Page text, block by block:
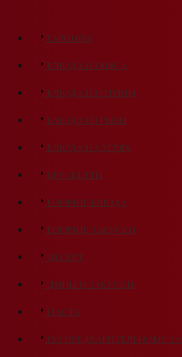
ГАРНИРЫ
БЛЮДА ИЗ МЯСА
БЛЮДА ИЗ ПТИЦЫ
БЛЮДА ИЗ РЫБЫ
БЛЮДА НА УГЛЯХ
БРУСКЕТТЫ
ГОРЯЧИЕ БЛЮДА
ГОРЯЧИЕ ЗАКУСКИ
ДЕСЕРТ
ДИПЫ И ЗАКУСКИ
ПАСТА
ПО ПРЕДВАРИТЕЛЬНОМУ